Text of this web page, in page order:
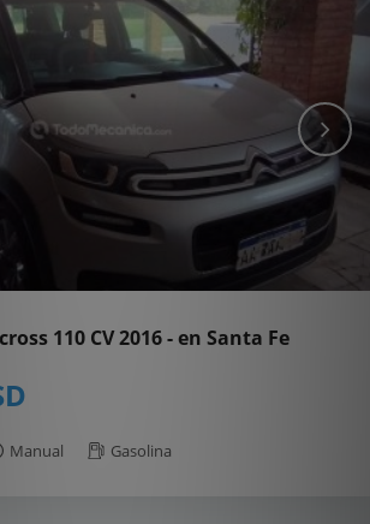
110 CV 2016 - en Santa Fe
Manual Gasolina